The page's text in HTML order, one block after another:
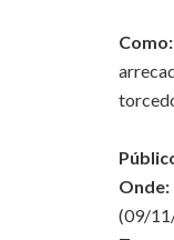
Como:
Onde:
(09/